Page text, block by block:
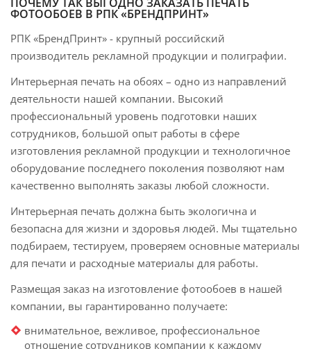
ФОТООБОЕВ В РПК «БРЕНДПРИНТ»
РПК «БрендПринт» - крупный российский
производитель рекламной продукции и полиграфии.
Интерьерная печать на обоях – одно из направлений
деятельности нашей компании. Высокий
профессиональный уровень подготовки наших
сотрудников, большой опыт работы в сфере
изготовления рекламной продукции и технологичное
оборудование последнего поколения позволяют нам
качественно выполнять заказы любой сложности.
Интерьерная печать должна быть экологична и
безопасна для жизни и здоровья людей. Мы тщательно
подбираем, тестируем, проверяем основные материалы
для печати и расходные материалы для работы.
Размещая заказ на изготовление фотообоев в нашей
компании, вы гарантированно получаете:
внимательное, вежливое, профессиональное
отношение сотрудников компании к каждому